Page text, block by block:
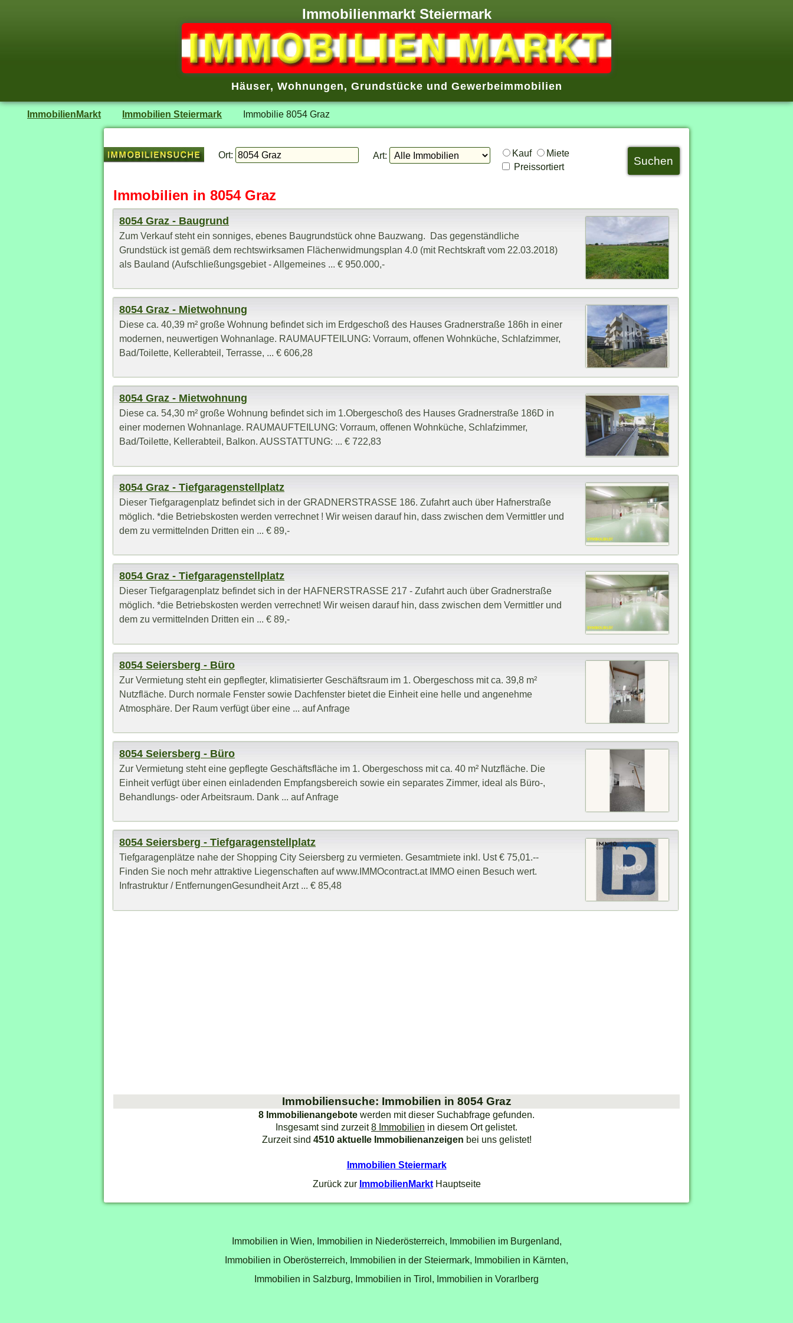
Immobilienmarkt Steiermark
Häuser, Wohnungen, Grundstücke und Gewerbeimmobilien
ImmobilienMarkt Immobilien Steiermark Immobilie 8054 Graz
Ort: Art: Kauf
Miete
Preissortiert
Immobilien in 8054 Graz
8054 Graz - Baugrund
Zum Verkauf steht ein sonniges, ebenes Baugrundstück ohne Bauzwang. Das gegenständliche
Grundstück ist gemäß dem rechtswirksamen Flächenwidmungsplan 4.0 (mit Rechtskraft vom 22.03.2018)
als Bauland (Aufschließungsgebiet - Allgemeines ... € 950.000,-
8054 Graz - Mietwohnung
Diese ca. 40,39 m² große Wohnung befindet sich im Erdgeschoß des Hauses Gradnerstraße 186h in einer
modernen, neuwertigen Wohnanlage. RAUMAUFTEILUNG: Vorraum, offenen Wohnküche, Schlafzimmer,
Bad/Toilette, Kellerabteil, Terrasse, ... € 606,28
8054 Graz - Mietwohnung
Diese ca. 54,30 m² große Wohnung befindet sich im 1.Obergeschoß des Hauses Gradnerstraße 186D in
einer modernen Wohnanlage. RAUMAUFTEILUNG: Vorraum, offenen Wohnküche, Schlafzimmer,
Bad/Toilette, Kellerabteil, Balkon. AUSSTATTUNG: ... € 722,83
8054 Graz - Tiefgaragenstellplatz
Dieser Tiefgaragenplatz befindet sich in der GRADNERSTRASSE 186. Zufahrt auch über Hafnerstraße
möglich. *die Betriebskosten werden verrechnet ! Wir weisen darauf hin, dass zwischen dem Vermittler und
dem zu vermittelnden Dritten ein ... € 89,-
8054 Graz - Tiefgaragenstellplatz
Dieser Tiefgaragenplatz befindet sich in der HAFNERSTRASSE 217 - Zufahrt auch über Gradnerstraße
möglich. *die Betriebskosten werden verrechnet! Wir weisen darauf hin, dass zwischen dem Vermittler und
dem zu vermittelnden Dritten ein ... € 89,-
8054 Seiersberg - Büro
Zur Vermietung steht ein gepflegter, klimatisierter Geschäftsraum im 1. Obergeschoss mit ca. 39,8 m²
Nutzfläche. Durch normale Fenster sowie Dachfenster bietet die Einheit eine helle und angenehme
Atmosphäre. Der Raum verfügt über eine ... auf Anfrage
8054 Seiersberg - Büro
Zur Vermietung steht eine gepflegte Geschäftsfläche im 1. Obergeschoss mit ca. 40 m² Nutzfläche. Die
Einheit verfügt über einen einladenden Empfangsbereich sowie ein separates Zimmer, ideal als Büro-,
Behandlungs- oder Arbeitsraum. Dank ... auf Anfrage
8054 Seiersberg - Tiefgaragenstellplatz
Tiefgaragenplätze nahe der Shopping City Seiersberg zu vermieten. Gesamtmiete inkl. Ust € 75,01.--
Finden Sie noch mehr attraktive Liegenschaften auf www.IMMOcontract.at IMMO einen Besuch wert.
Infrastruktur / EntfernungenGesundheit Arzt ... € 85,48
Immobiliensuche: Immobilien in 8054 Graz
8 Immobilienangebote werden mit dieser Suchabfrage gefunden.
Insgesamt sind zurzeit8 Immobilien in diesem Ort gelistet.
Zurzeit sind 4510 aktuelle Immobilienanzeigen bei uns gelistet!
Immobilien Steiermark
Zurück zur ImmobilienMarktHauptseite
Immobilien in Wien, Immobilien in Niederösterreich, Immobilien im Burgenland,
Immobilien in Oberösterreich, Immobilien in der Steiermark, Immobilien in Kärnten,
Immobilien in Salzburg, Immobilien in Tirol, Immobilien in Vorarlberg